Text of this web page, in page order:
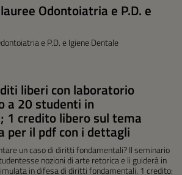
Odontoiatria e P.D. e
e P.D. e Igiene Dentale
liberi con laboratorio
a 20 studenti in
1 credito libero sul tema
per il pdf con i dettagli
un caso di diritti fondamentali? Il seminario
nozioni di arte retorica e li guiderà in
in difesa di diritti fondamentali. 1 credito: